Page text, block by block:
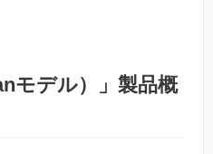
モデル）」製品概